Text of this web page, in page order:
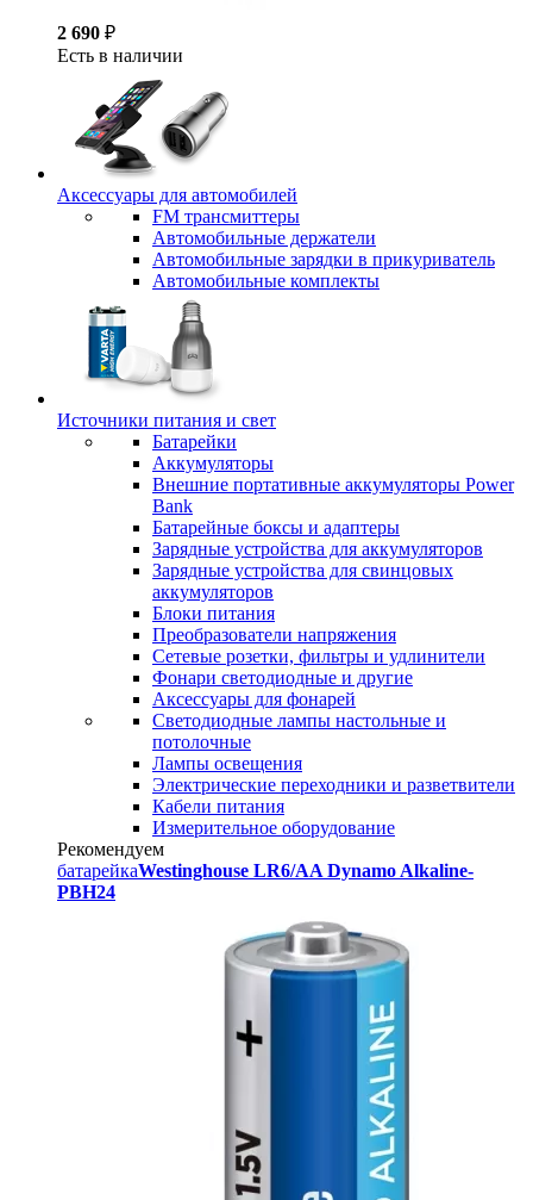
2 690 ₽
Есть в наличии
Аксессуары для автомобилей
FM трансмиттеры
Автомобильные держатели
Автомобильные зарядки в прикуриватель
Автомобильные комплекты
Источники питания и свет
Батарейки
Аккумуляторы
Внешние портативные аккумуляторы Power
Bank
Батарейные боксы и адаптеры
Зарядные устройства для аккумуляторов
Зарядные устройства для свинцовых
аккумуляторов
Блоки питания
Преобразователи напряжения
Сетевые розетки, фильтры и удлинители
Фонари светодиодные и другие
Аксессуары для фонарей
Светодиодные лампы настольные и
потолочные
Лампы освещения
Электрические переходники и разветвители
Кабели питания
Измерительное оборудование
Рекомендуем
батарейкаWestinghouse LR6/AA Dynamo Alkaline-
PBH24